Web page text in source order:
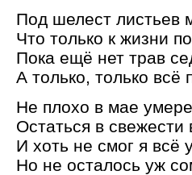
Под шелест листьев
Что только к жизни
Пока ещё нет трав
А только, только всё
Не плохо в мае
Остаться в свежести
И хоть не смог я всё
Но не осталось уж